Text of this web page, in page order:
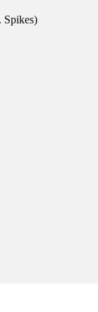
Spikes)